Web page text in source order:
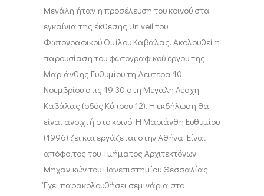
Μεγάλη ήταν η προσέλευση του κοινού στα
εγκαίνια της έκθεσης Un:veil του
Φωτογραφικού Ομίλου Καβάλας. Ακολουθεί η
παρουσίαση του φωτογραφικού έργου της
Μαριάνθης Ευθυμίου τη Δευτέρα 10
Νοεμβρίου στις 19:30 στη Μεγάλη Λέσχη
Καβάλας (οδός Κύπρου 12). Η εκδήλωση θα
είναι ανοιχτή στο κοινό. Η Μαριάνθη Ευθυμίου
(1996) ζει και εργάζεται στην Αθήνα. Είναι
απόφοιτος του Τμήματος Αρχιτεκτόνων
Μηχανικών του Πανεπιστημίου Θεσσαλίας.
Έχει παρακολουθήσει σεμινάρια στο